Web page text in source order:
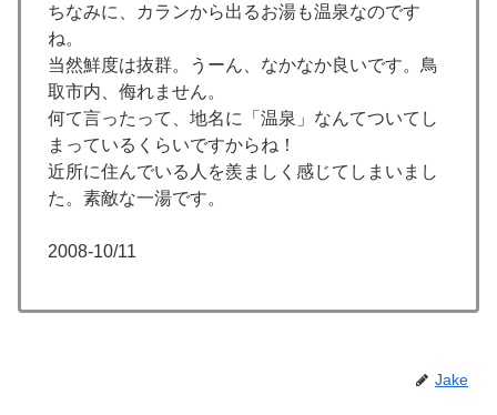
ちなみに、カランから出るお湯も温泉なのです
ね。
当然鮮度は抜群。うーん、なかなか良いです。鳥
取市内、侮れません。
何て言ったって、地名に「温泉」なんてついてし
まっているくらいですからね！
近所に住んでいる人を羨ましく感じてしまいまし
た。素敵な一湯です。
2008-10/11
Jake